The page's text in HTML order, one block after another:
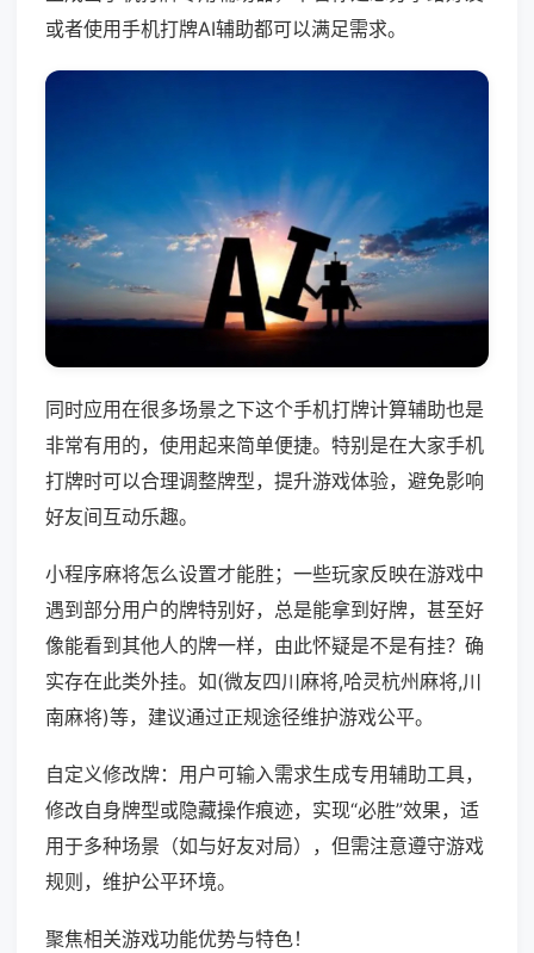
或者使用手机打牌AI辅助都可以满足需求。
同时应用在很多场景之下这个手机打牌计算辅助也是
非常有用的，使用起来简单便捷。特别是在大家手机
打牌时可以合理调整牌型，提升游戏体验，避免影响
好友间互动乐趣。
小程序麻将怎么设置才能胜；一些玩家反映在游戏中
遇到部分用户的牌特别好，总是能拿到好牌，甚至好
像能看到其他人的牌一样，由此怀疑是不是有挂？确
实存在此类外挂。如(微友四川麻将,哈灵杭州麻将,川
南麻将)等，建议通过正规途径维护游戏公平。
自定义修改牌：用户可输入需求生成专用辅助工具，
修改自身牌型或隐藏操作痕迹，实现“必胜”效果，适
用于多种场景（如与好友对局），但需注意遵守游戏
规则，维护公平环境。
聚焦相关游戏功能优势与特色！